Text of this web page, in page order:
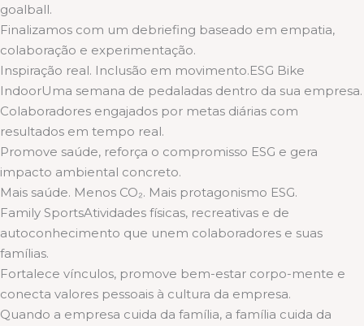
goalball.
Finalizamos com um debriefing baseado em empatia,
colaboração e experimentação.
Inspiração real. Inclusão em movimento.ESG Bike
IndoorUma semana de pedaladas dentro da sua empresa.
Colaboradores engajados por metas diárias com
resultados em tempo real.
Promove saúde, reforça o compromisso ESG e gera
impacto ambiental concreto.
Mais saúde. Menos CO₂. Mais protagonismo ESG.
Family SportsAtividades físicas, recreativas e de
autoconhecimento que unem colaboradores e suas
famílias.
Fortalece vínculos, promove bem-estar corpo-mente e
conecta valores pessoais à cultura da empresa.
Quando a empresa cuida da família, a família cuida da